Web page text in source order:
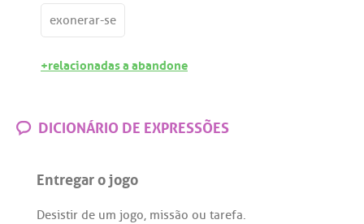
exonerar-se
+relacionadas a abandone
DICIONÁRIO DE EXPRESSÕES
Entregar o jogo
Desistir de um jogo, missão ou tarefa.